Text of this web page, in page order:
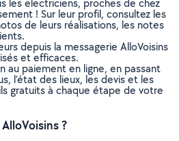
les electriciens, proches de chez
! Sur leur profil, consultez les
de leurs réalisations, les notes
depuis la messagerie AlloVoisins
et efficaces.
au paiement en ligne, en passant
l’état des lieux, les devis et les
gratuits à chaque étape de votre
?